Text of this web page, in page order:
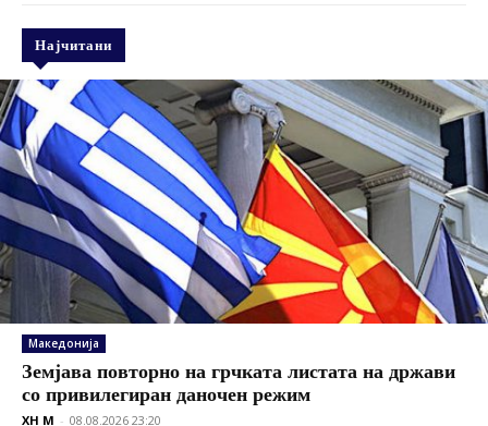
Најчитани
Македонија
Земјава повторно на грчката листата на држави
со привилегиран даночен режим
XH M - 08.08.2026 23:20